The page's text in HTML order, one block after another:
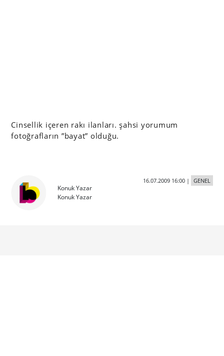
Cinsellik içeren rakı ilanları. şahsi yorumum
fotoğrafların ”bayat” olduğu.
Konuk Yazar
Konuk Yazar
16.07.2009 16:00| GENEL